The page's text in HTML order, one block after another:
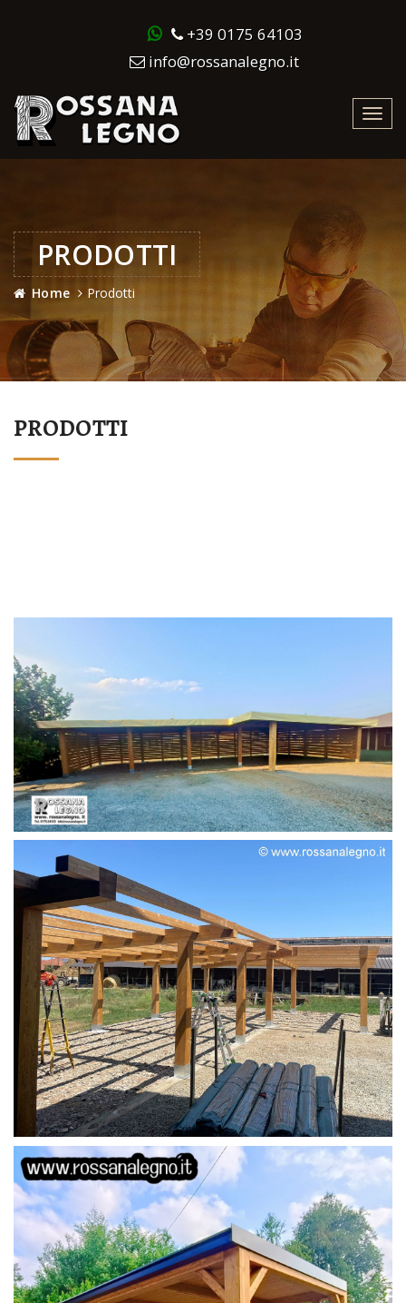
+39 0175 64103
info@rossanalegno.it
PRODOTTI
Home Prodotti
PRODOTTI
STRUTTURA
STRUTTURA